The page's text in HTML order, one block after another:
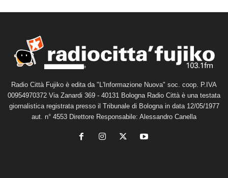
Radio Città Fujiko è edita da "L'Informazione Nuova" soc. coop. P.IVA
00954970372 Via Zanardi 369 - 40131 Bologna Radio Città è una testata
giornalistica registrata presso il Tribunale di Bologna in data 12/05/1977
aut. n° 4553 Direttore Responsabile: Alessandro Canella